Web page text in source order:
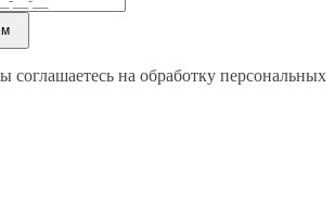
соглашаетесь на обработку персональных